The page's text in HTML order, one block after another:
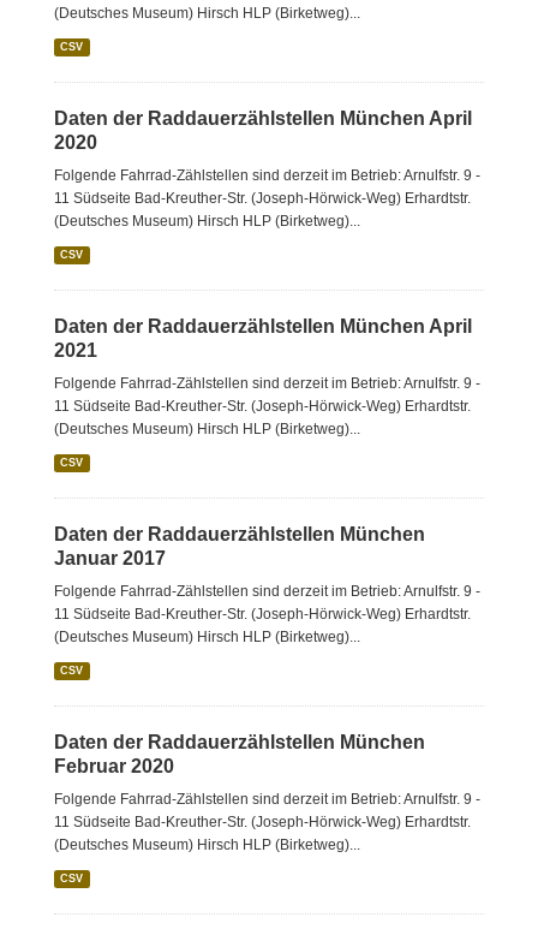
(Deutsches Museum) Hirsch HLP (Birketweg)...
CSV
Daten der Raddauerzählstellen München April
2020
Folgende Fahrrad-Zählstellen sind derzeit im Betrieb: Arnulfstr. 9 -
11 Südseite Bad-Kreuther-Str. (Joseph-Hörwick-Weg) Erhardtstr.
(Deutsches Museum) Hirsch HLP (Birketweg)...
CSV
Daten der Raddauerzählstellen München April
2021
Folgende Fahrrad-Zählstellen sind derzeit im Betrieb: Arnulfstr. 9 -
11 Südseite Bad-Kreuther-Str. (Joseph-Hörwick-Weg) Erhardtstr.
(Deutsches Museum) Hirsch HLP (Birketweg)...
CSV
Daten der Raddauerzählstellen München
Januar 2017
Folgende Fahrrad-Zählstellen sind derzeit im Betrieb: Arnulfstr. 9 -
11 Südseite Bad-Kreuther-Str. (Joseph-Hörwick-Weg) Erhardtstr.
(Deutsches Museum) Hirsch HLP (Birketweg)...
CSV
Daten der Raddauerzählstellen München
Februar 2020
Folgende Fahrrad-Zählstellen sind derzeit im Betrieb: Arnulfstr. 9 -
11 Südseite Bad-Kreuther-Str. (Joseph-Hörwick-Weg) Erhardtstr.
(Deutsches Museum) Hirsch HLP (Birketweg)...
CSV